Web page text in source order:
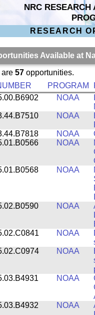
NRC RESEARCH
RESEARCH
Available at
are 57opportunities.
PROGRAM
NOAA
NOAA
NOAA
NOAA
NOAA
NOAA
NOAA
NOAA
NOAA
NOAA